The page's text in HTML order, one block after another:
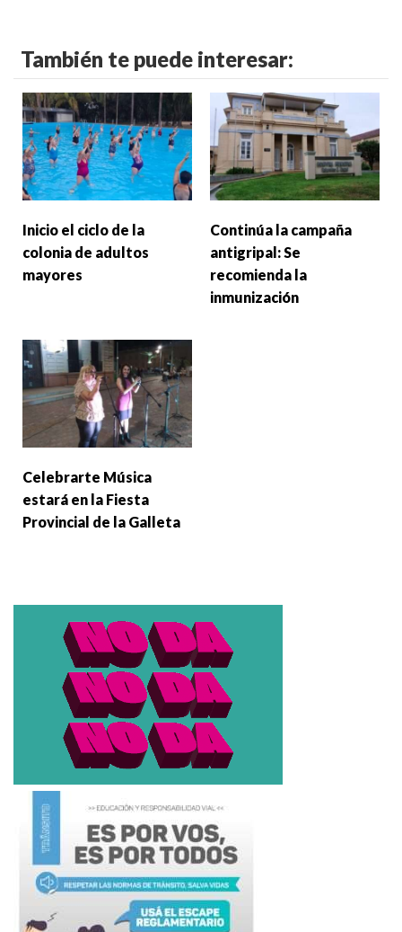
También te puede interesar:
Inicio el ciclo de la
colonia de adultos
mayores
Continúa la campaña
antigripal: Se
recomienda la
inmunización
Celebrarte Música
estará en la Fiesta
Provincial de la Galleta